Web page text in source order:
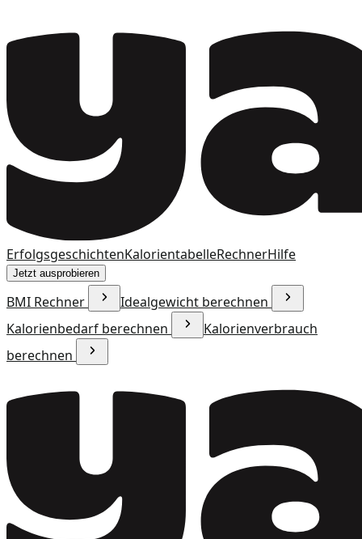
ErfolgsgeschichtenKalorientabelleRechnerHilfe
Jetzt ausprobieren
BMI Rechner
Idealgewicht berechnen
Kalorienbedarf berechnen
Kalorienverbrauch
berechnen